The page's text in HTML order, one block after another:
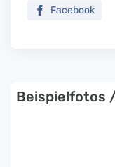
Facebook
Beispielfotos